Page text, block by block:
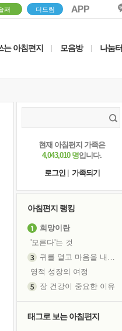
패 더드림
는 아침편지 모음방 나눔터
현재 아침편지 가족은
4,043,010 명입니다.
로그인
가족되기
아침편지 랭킹
희망이란
'모른다'는 것
귀를 열고 마음을 내어주고
영적 성장의 여정
장 건강이 중요한 이유
흙이 된 몸으로 출근하는 여자
태그로 보는 아침편지